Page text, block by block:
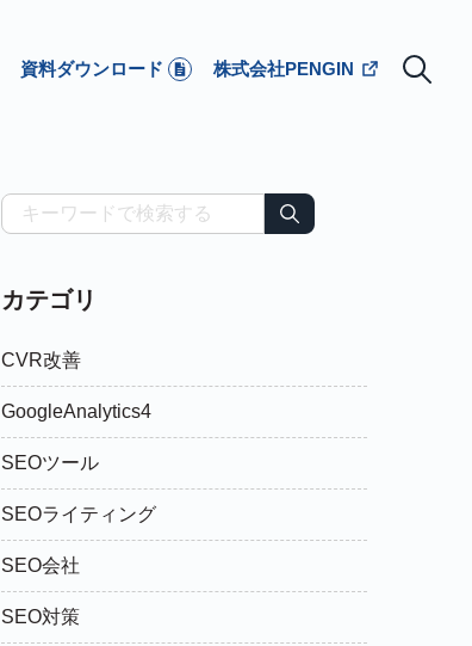
資料ダウンロード 株式会社PENGIN
カテゴリ
CVR改善
GoogleAnalytics4
SEOツール
SEOライティング
SEO会社
SEO対策